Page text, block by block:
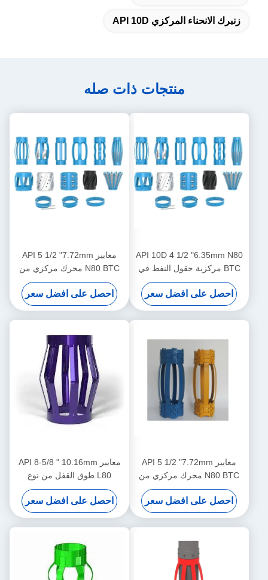
زنبرك الانحناء المركزي API 10D
منتجات ذات صله
API 10D 4 1/2 "6.35mm N80
BTC مركزية حقول النفط في
عمليات النفط والغاز
احصل على افضل سعر
معايير API 5 1/2 "7.72mm
N80 BTC محرك مركزي من
نوع دبوس للحد من نقل محرك
المركز في عمليات النفط والغاز
احصل على افضل سعر
معايير API 5 1/2 "7.72mm
N80 BTC محرك مركزي من
نوع دبوس للحد من نقل محرك
المركز في عمليات النفط والغاز
احصل على افضل سعر
معايير API 8-5/8 " 10.16mm
L80 طوق القفل من نوع
الدبوس مصمم للحد من نقل
مركزية الغلاف في عمليات
النفط والغاز
احصل على افضل سعر